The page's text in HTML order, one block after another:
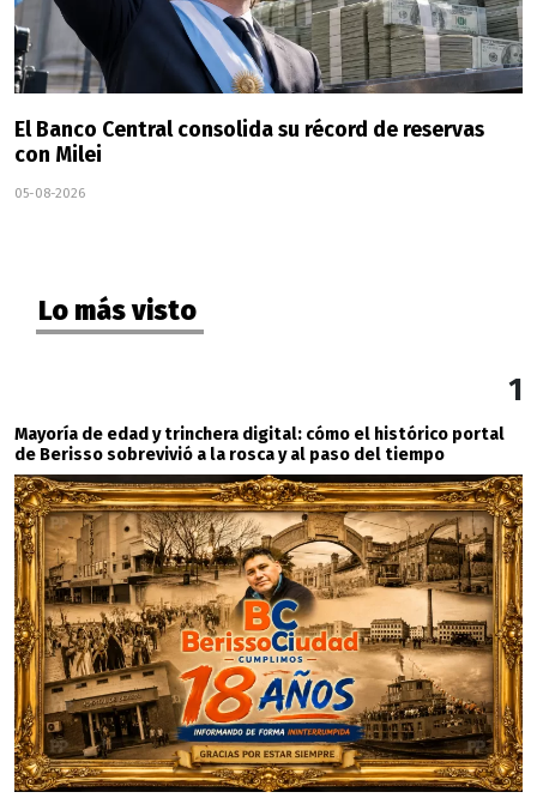
El Banco Central consolida su récord de reservas
con Milei
05-08-2026
Lo más visto
1
Mayoría de edad y trinchera digital: cómo el histórico portal
de Berisso sobrevivió a la rosca y al paso del tiempo